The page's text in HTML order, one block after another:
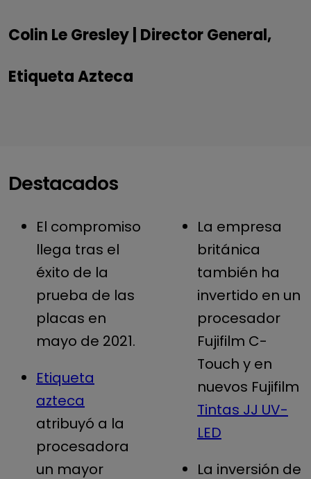
Colin Le Gresley | Director General,
Etiqueta Azteca
Destacados
El compromiso
llega tras el
éxito de la
prueba de las
placas en
mayo de 2021.
Etiqueta
azteca
atribuyó a la
procesadora
un mayor
La empresa
británica
también ha
invertido en un
procesador
Fujifilm C-
Touch y en
nuevos Fujifilm
Tintas JJ UV-
LED
La inversión de